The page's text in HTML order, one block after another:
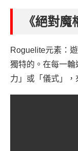
《絕對
Roguelite元素：
獨特的。在每一
力」或「儀式」，